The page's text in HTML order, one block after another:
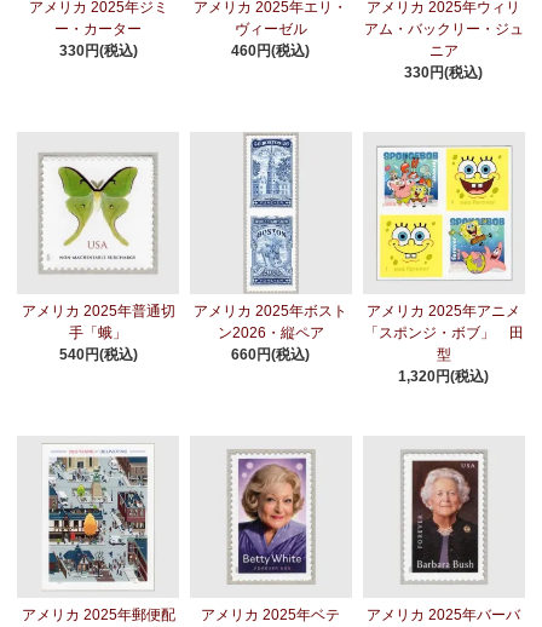
アメリカ 2025年ジミ
ー・カーター
330円(税込)
アメリカ 2025年エリ・
ヴィーゼル
460円(税込)
アメリカ 2025年ウィリ
アム・バックリー・ジュ
ニア
330円(税込)
アメリカ 2025年普通切
手「蛾」
540円(税込)
アメリカ 2025年ボスト
ン2026・縦ペア
660円(税込)
アメリカ 2025年アニメ
「スポンジ・ボブ」 田
型
1,320円(税込)
アメリカ 2025年郵便配
アメリカ 2025年ベテ
アメリカ 2025年バーバ